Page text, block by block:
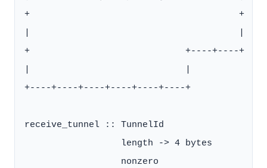
+                                       +
+                             +----+----+
+----+----+----+----+----+----+
receive_tunnel :: TunnelId
                  length -> 4 bytes
                  nonzero